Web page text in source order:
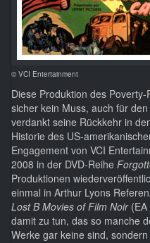
© VCI Entertainment
Diese Produktion des
sicher kein Muss, auch für
verdankt seine Rückkehr in
Historie des US-
Engagement von VCI
2008 in der DVD-Reihe
Produktionen
einmal in Arthur Lyons
Lost B Movies of Film Noir
damit zu tun, das so manche
Werke gar keine sind,